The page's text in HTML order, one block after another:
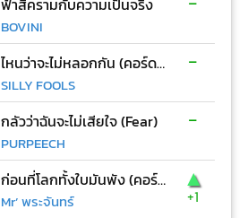
BOVINI
ไหนว่าจะไม่หลอกกัน (คอร์ด ง่ายๆ)
SILLY FOOLS
-
กลัวว่าฉันจะไม่เสียใจ (Fear)
PURPEECH
-
ก่อนที่โลกทั้งใบมันพัง (คอร์ด ง่ายๆ)
Mr’ พระจันทร์
▲
+1